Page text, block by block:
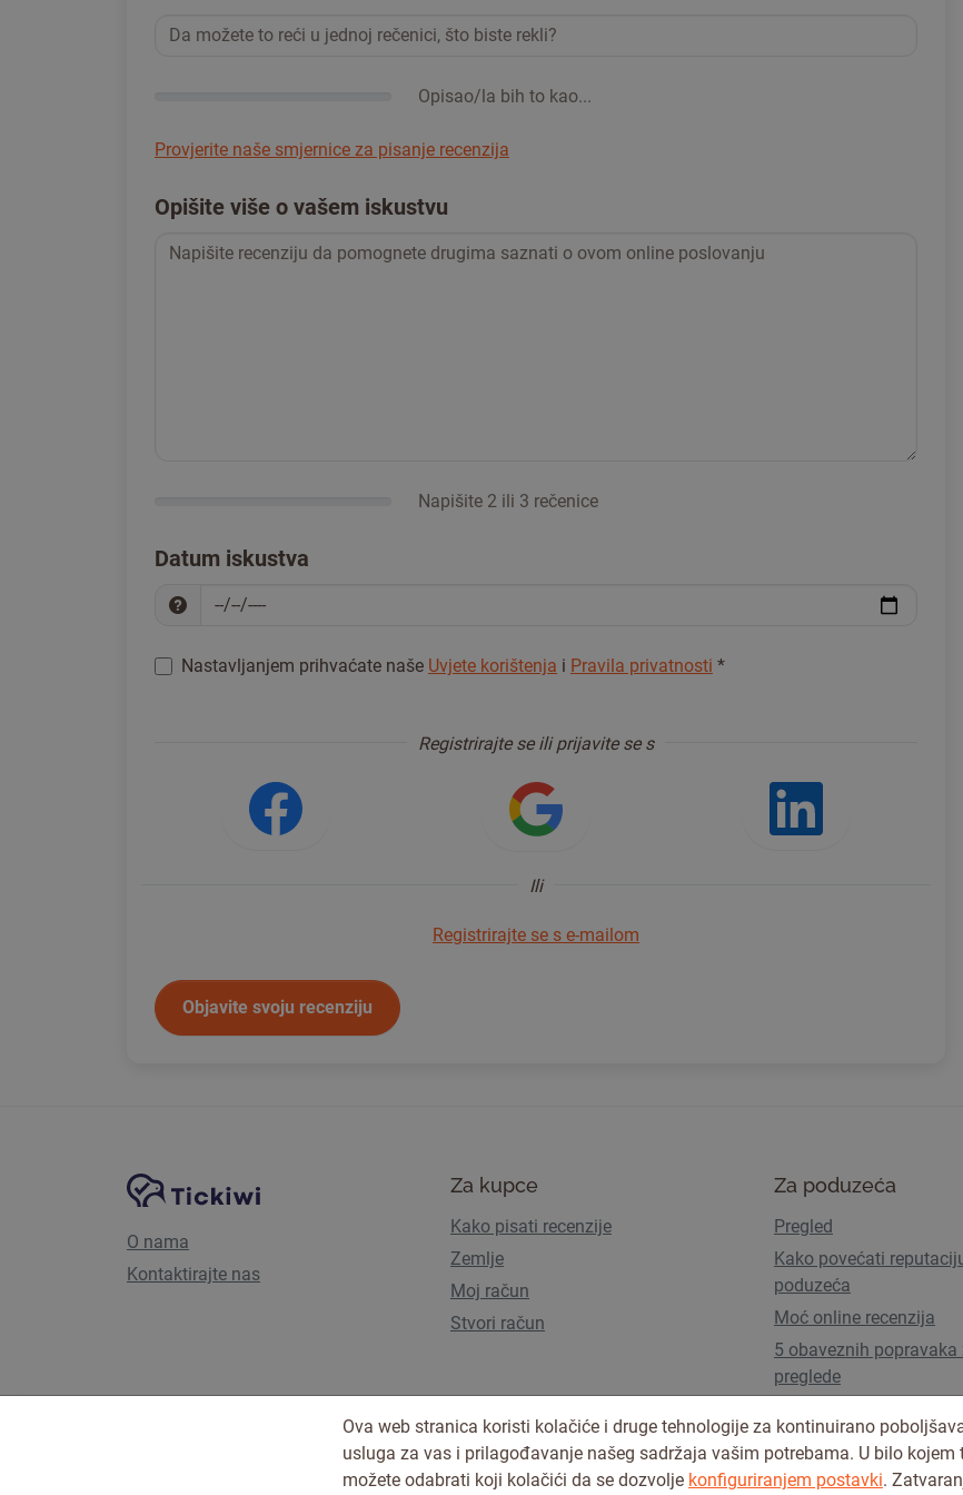
Opisao/la bih to kao...
Provjerite naše smjernice za pisanje recenzija
Opišite više o vašem iskustvu
Napišite 2 ili 3 rečenice
Datum iskustva
Nastavljanjem prihvaćate naše Uvjete korištenja i Pravila privatnosti *
Registrirajte se ili prijavite se s
Prijavite se s FacebookomPrijavite se s Googleom
Ili
Registrirajte se s e-mailom
Objavite svoju recenziju
Navigacija straniceTickiwi platforma
O nama
Kontaktirajte nas
Za kupce
Kako pisati recenzije
Zemlje
Moj račun
Stvori račun
Za poduzeća
Pregled
Kako povećati
poduzeća
Moć online recenzija
5 obaveznih popravaka
preglede
Ova web stranica koristi kolačiće i druge tehnologije za kontinuirano
usluga za vas i prilagođavanje našeg sadržaja vašim potrebama. U bilo kojem
možete odabrati koji kolačići da se dozvolje konfiguriranjem postavki.